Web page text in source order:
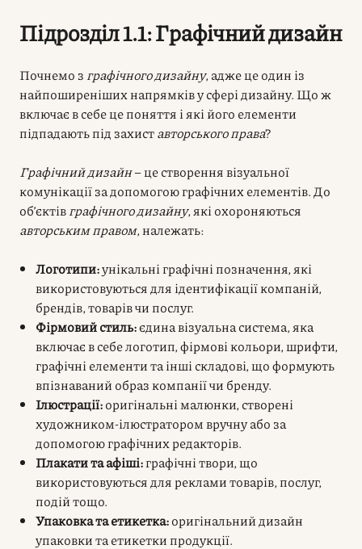
Підрозділ 1.1: Графічний дизайн
Почнемо з графічного дизайну, адже це один із
найпоширеніших напрямків у сфері дизайну. Що ж
включає в себе це поняття і які його елементи
підпадають під захиставторського права?
Графічний дизайн– це створення візуальної
комунікації за допомогою графічних елементів. До
об’єктів графічного дизайну, які охороняються
авторським правом, належать:
Логотипи:унікальні графічні позначення, які
використовуються для ідентифікації компаній,
брендів, товарів чи послуг.
Фірмовий стиль:єдина візуальна система, яка
включає в себе логотип, фірмові кольори, шрифти,
графічні елементи та інші складові, що формують
впізнаваний образ компанії чи бренду.
Ілюстрації:оригінальні малюнки, створені
художником-ілюстратором вручну або за
допомогою графічних редакторів.
Плакати та афіші:графічні твори, що
використовуються для реклами товарів, послуг,
подій тощо.
Упаковка та етикетка:оригінальний дизайн
упаковки та етикетки продукції.